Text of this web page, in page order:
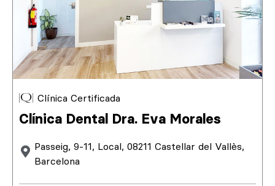
Clínica Certificada
Clínica Dental Dra. Eva Morales
Passeig, 9-11, Local, 08211 Castellar del Vallès,
Barcelona